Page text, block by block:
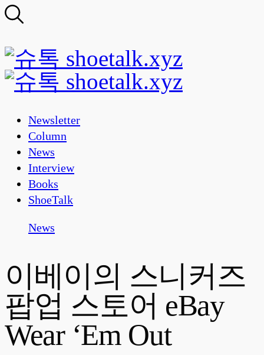
Newsletter
Column
News
Interview
Books
ShoeTalk
News
이베이의 스니커즈
팝업 스토어 eBay
Wear ‘Em Out